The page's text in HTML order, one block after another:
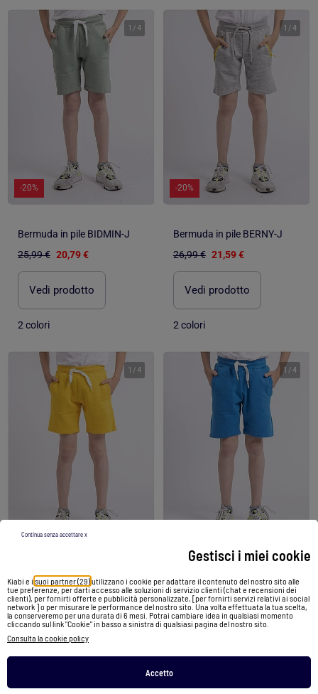
Gestisci i miei cookie
Kiabi e i suoi partner (29)utilizzano i cookie per adattare il contenuto del nostro sito alle
tue preferenze, per darti accesso alle soluzioni di servizio clienti (chat e recensioni dei
clienti), per fornirti offerte e pubblicità personalizzate, [per fornirti servizi relativi ai social
network ] o per misurare le performance del nostro sito. Una volta effettuata la tua scelta,
la conserveremo per una durata di 6 mesi. Potrai cambiare idea in qualsiasi momento
cliccando sul link "Cookie" in basso a sinistra di qualsiasi pagina del nostro sito.
Consulta la cookie policy
Accetto
Continua senza accettare x
1 /4
-20%
Bermuda in pile BIDMIN-J
25,99 € 20,79 €
Vedi prodotto
2 colori
1 /4
-20%
Bermuda in pile BERNY-J
26,99 € 21,59 €
Vedi prodotto
2 colori
1 /4
-20%
Bermuda in pile BIDMIN-J
25,99 € 20,79 €
1 /4
25,99 € 20,79 €
Vedi prodotto